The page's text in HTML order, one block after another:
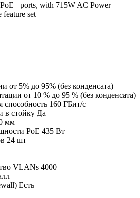
ports, with 715W AC Power
set
от 5% до 95% (без конденсата)
от 10 % до 95 % (без конденсата)
способность 160 ГБит/с
в стойку Да
мм
PoE 435 Вт
24 шт
VLANs 4000
Есть